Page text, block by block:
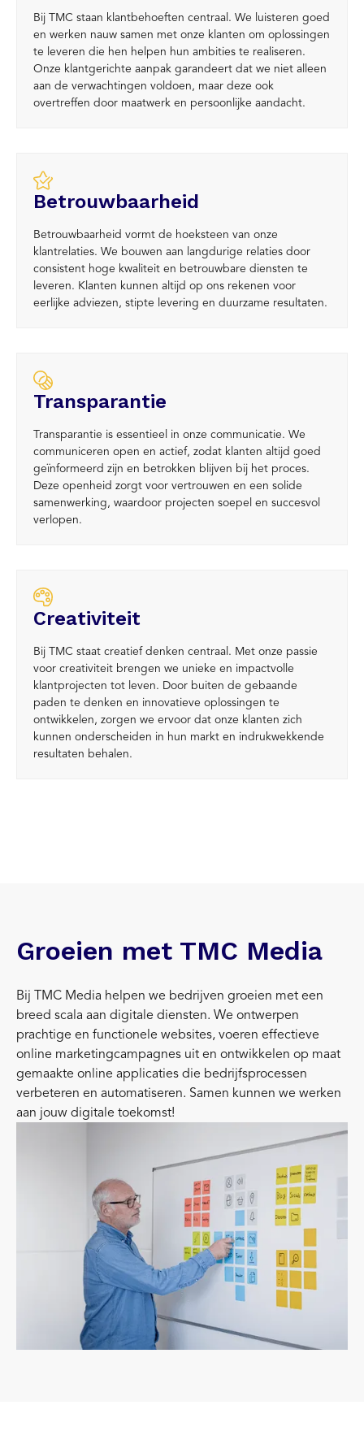
Bij TMC staan klantbehoeften centraal. We luisteren goed
en werken nauw samen met onze klanten om oplossingen
te leveren die hen helpen hun ambities te realiseren.
Onze klantgerichte aanpak garandeert dat we niet alleen
aan de verwachtingen voldoen, maar deze ook
overtreffen door maatwerk en persoonlijke aandacht.
Betrouwbaarheid
Betrouwbaarheid vormt de hoeksteen van onze
klantrelaties. We bouwen aan langdurige relaties door
consistent hoge kwaliteit en betrouwbare diensten te
leveren. Klanten kunnen altijd op ons rekenen voor
eerlijke adviezen, stipte levering en duurzame resultaten.
Transparantie
Transparantie is essentieel in onze communicatie. We
communiceren open en actief, zodat klanten altijd goed
geïnformeerd zijn en betrokken blijven bij het proces.
Deze openheid zorgt voor vertrouwen en een solide
samenwerking, waardoor projecten soepel en succesvol
verlopen.
Creativiteit
Bij TMC staat creatief denken centraal. Met onze passie
voor creativiteit brengen we unieke en impactvolle
klantprojecten tot leven. Door buiten de gebaande
paden te denken en innovatieve oplossingen te
ontwikkelen, zorgen we ervoor dat onze klanten zich
kunnen onderscheiden in hun markt en indrukwekkende
resultaten behalen.
Groeien met TMC Media
Bij TMC Media helpen we bedrijven groeien met een
breed scala aan digitale diensten. We ontwerpen
prachtige en functionele websites, voeren effectieve
online marketingcampagnes uit en ontwikkelen op maat
gemaakte online applicaties die bedrijfsprocessen
verbeteren en automatiseren. Samen kunnen we werken
aan jouw digitale toekomst!